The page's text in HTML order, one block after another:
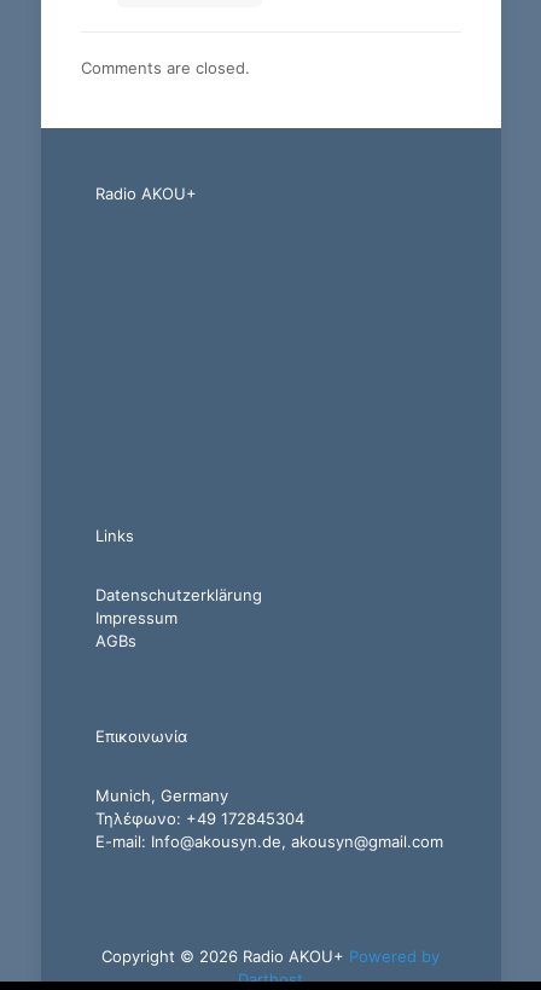
Comments are closed.
Radio AKOU+
Links
Datenschutzerklärung
Impressum
AGBs
Επικοινωνία
Munich, Germany
Τηλέφωνο: +49 172845304
E-mail: Info@akousyn.de, akousyn@gmail.com
Copyright © 2026 Radio AKOU+ Powered by
Darthost